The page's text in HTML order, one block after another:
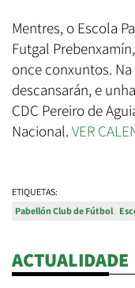
Mentres, o Escola
Futgal
once conxuntos.
descansarán, e
CDC Pereiro de
Nacional. VER
ETIQUETAS:
Pabellón Club de Fútbol
ACTUALIDADE